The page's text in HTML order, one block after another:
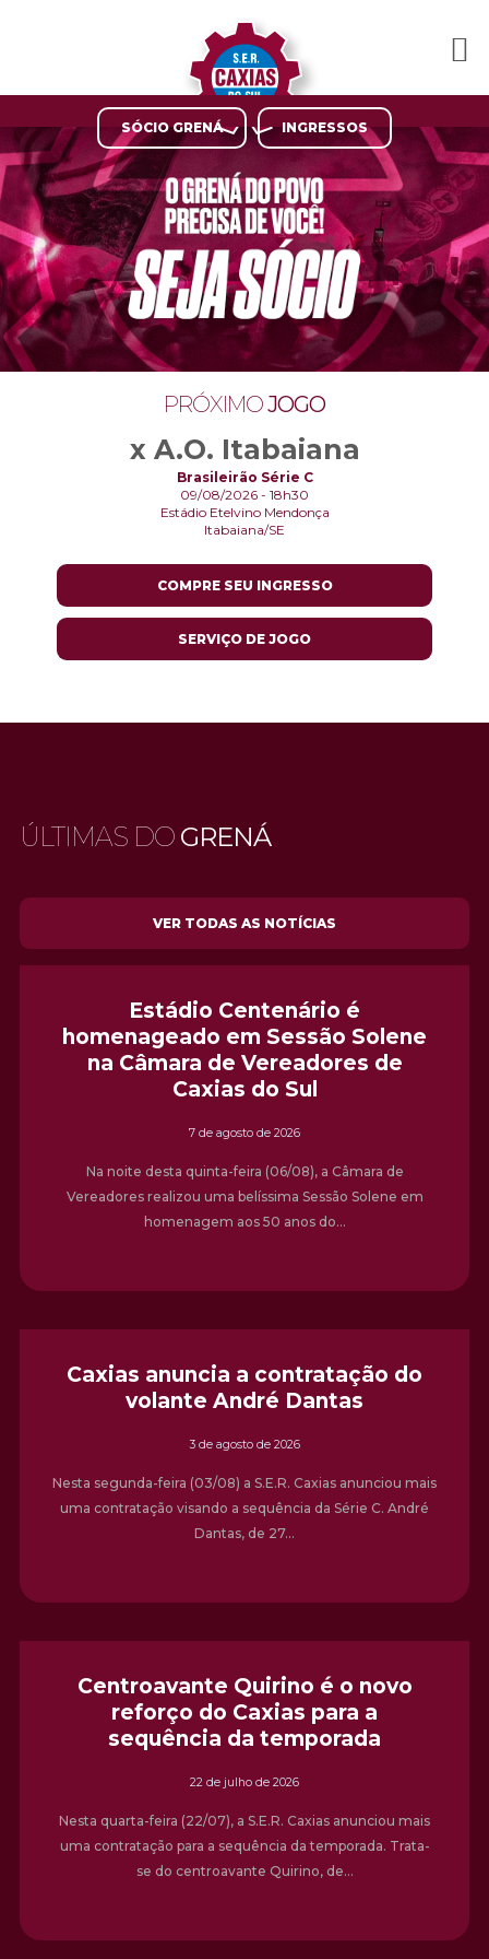
SÓCIO GRENÁ INGRESSOS
PRÓXIMOJOGO
x A.O. Itabaiana
Brasileirão Série C
09/08/2026 - 18h30
Estádio Etelvino Mendonça
Itabaiana/SE
COMPRE SEU INGRESSO
SERVIÇO DE JOGO
ÚLTIMAS DO GRENÁ
VER TODAS AS NOTÍCIAS
Estádio Centenário é
homenageado em Sessão Solene
na Câmara de Vereadores de
Caxias do Sul
7 de agosto de 2026
Na noite desta quinta-feira (06/08), a Câmara de
Vereadores realizou uma belíssima Sessão Solene em
homenagem aos 50 anos do…
Caxias anuncia a contratação do
volante André Dantas
3 de agosto de 2026
Nesta segunda-feira (03/08) a S.E.R. Caxias anunciou mais
uma contratação visando a sequência da Série C. André
Dantas, de 27…
Centroavante Quirino é o novo
reforço do Caxias para a
sequência da temporada
22 de julho de 2026
Nesta quarta-feira (22/07), a S.E.R. Caxias anunciou mais
uma contratação para a sequência da temporada. Trata-
se do centroavante Quirino, de…